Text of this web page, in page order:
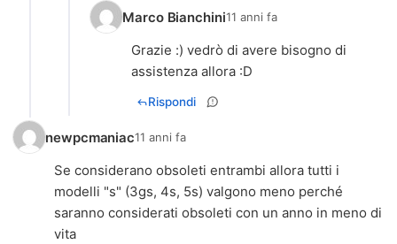
Marco Bianchini11 anni fa
Grazie :) vedrò di avere bisogno di
assistenza allora :D
Rispondi
newpcmaniac11 anni fa
Se considerano obsoleti entrambi allora tutti i
modelli "s" (3gs, 4s, 5s) valgono meno perché
saranno considerati obsoleti con un anno in meno di
vita